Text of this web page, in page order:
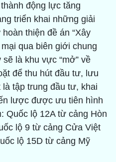
động lực tăng
triển khai những giải
thiện đề án “Xây
qua biên giới chung
là khu vực “mở” về
để thu hút đầu tư, lưu
tập trung đầu tư, khai
lược được ưu tiên hình
Quốc lộ 12A từ cảng Hòn
lộ 9 từ cảng Cửa Việt
lộ 15D từ cảng Mỹ